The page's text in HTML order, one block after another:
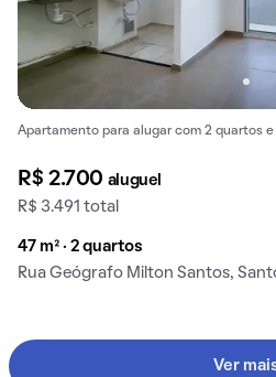
Apartamento para alugar com 2 quartos e
R$ 2.700 aluguel
R$ 3.491 total
47 m² · 2 quartos
Rua Geógrafo Milton Santos,
Ver